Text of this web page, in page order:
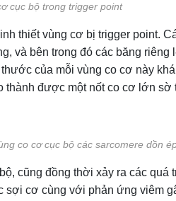
cục bộ trong trigger point
thiết vùng cơ bị trigger point.
và bên trong đó các băng riêng
của mỗi vùng co cơ này
được một nốt co cơ lớn
co cơ cục bộ các sarcomere dồn
cũng đồng thời xảy ra các quá
cơ cùng với phản ứng viêm